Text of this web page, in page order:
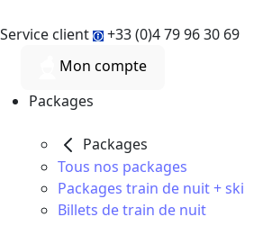
Service client
+33 (0)4 79 96 30 69
Mon compte
Packages
Packages
Tous nos packages
Packages train de nuit + ski
Billets de train de nuit